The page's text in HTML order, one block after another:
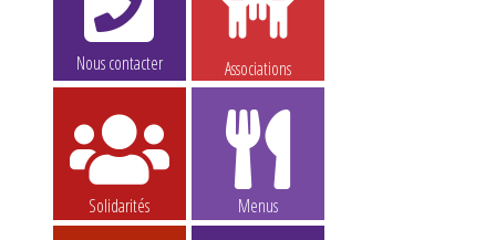
Nous contacter Associations
Solidarités Menus